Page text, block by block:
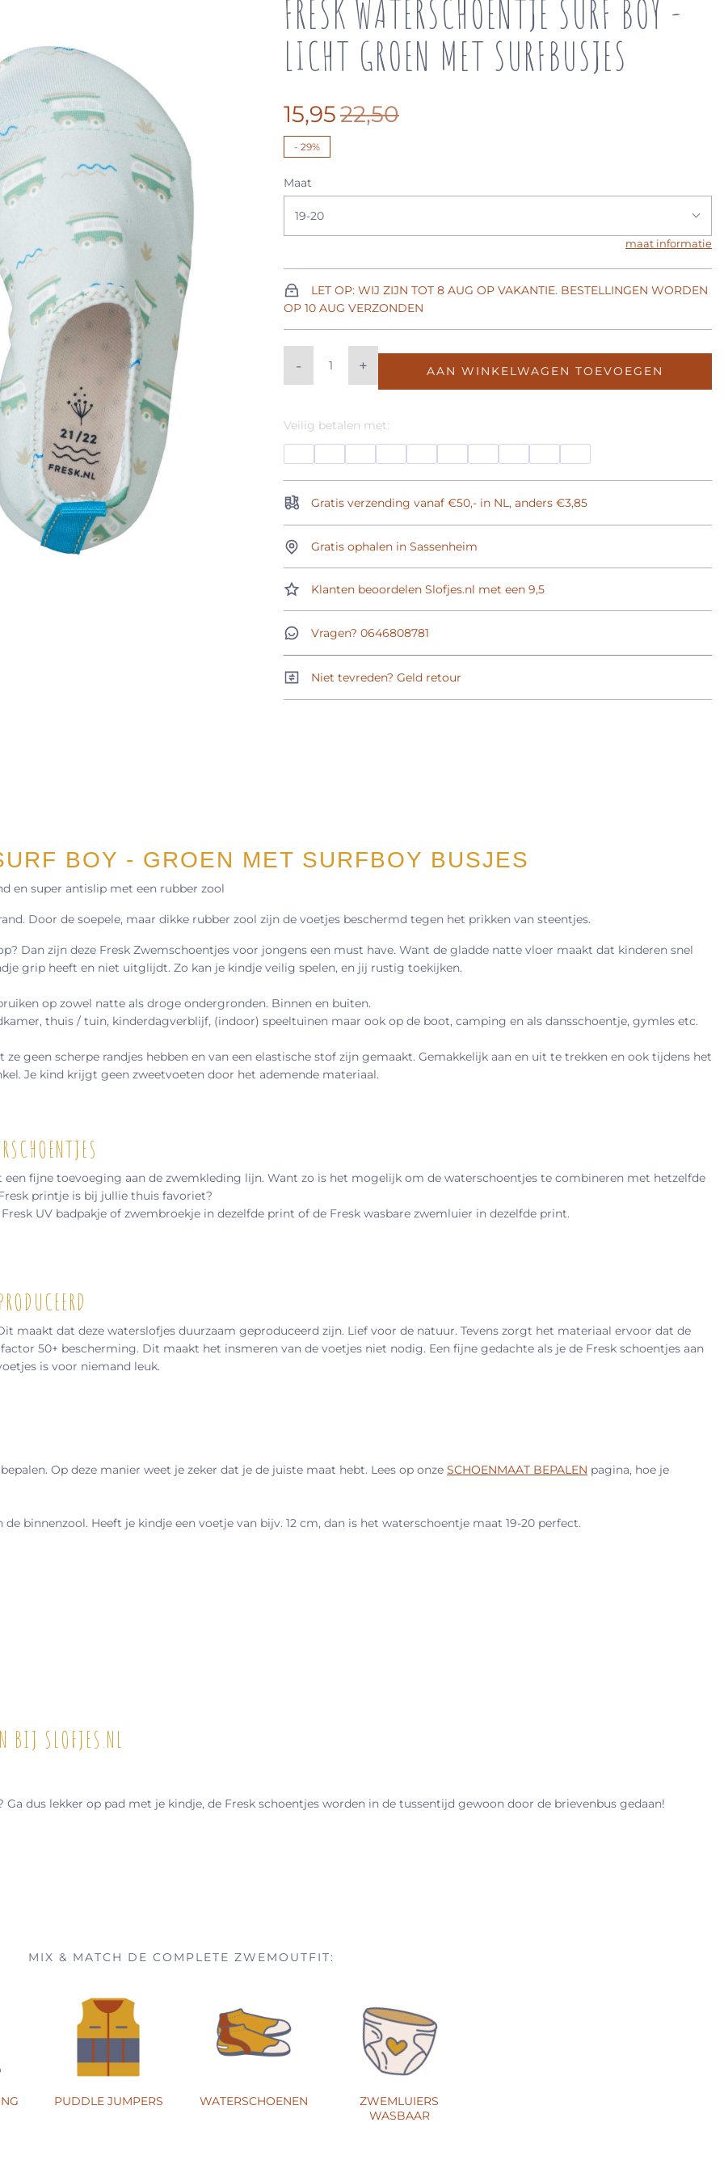
FRESK WATERSCHOENTJE SURF BOY -
LICHT GROEN MET SURFBUSJES
15,9522,50
- 29%
Maat
19-20
maat informatie
LET OP: WIJ ZIJN TOT 8 AUG OP VAKANTIE. BESTELLINGEN WORDEN
OP 10 AUG VERZONDEN
- + AAN WINKELWAGEN TOEVOEGEN
Veilig betalen met:
Gratis verzending vanaf €50,- in NL, anders €3,85
Gratis ophalen in Sassenheim
Klanten beoordelen Slofjes.nl met een 9,5
Vragen? 0646808781
Niet tevreden? Geld retour
BOY - GROEN MET SURFBOY BUSJES
en super antislip met een rubber zool
Door de soepele, maar dikke rubber zool zijn de voetjes beschermd tegen het prikken van steentjes.
Dan zijn deze Fresk Zwemschoentjes voor jongens een must have. Want de gladde natte vloer maakt dat kinderen snel
grip heeft en niet uitglijdt. Zo kan je kindje veilig spelen, en jij rustig toekijken.
op zowel natte als droge ondergronden. Binnen en buiten.
thuis / tuin, kinderdagverblijf, (indoor) speeltuinen maar ook op de boot, camping en als dansschoentje, gymles etc.
geen scherpe randjes hebben en van een elastische stof zijn gemaakt. Gemakkelijk aan en uit te trekken en ook tijdens het
Je kind krijgt geen zweetvoeten door het ademende materiaal.
fijne toevoeging aan de zwemkleding lijn. Want zo is het mogelijk om de waterschoentjes te combineren met hetzelfde
printje is bij jullie thuis favoriet?
UV badpakje of zwembroekje in dezelfde print of de Fresk wasbare zwemluier in dezelfde print.
maakt dat deze waterslofjes duurzaam geproduceerd zijn. Lief voor de natuur. Tevens zorgt het materiaal ervoor dat de
50+ bescherming. Dit maakt het insmeren van de voetjes niet nodig. Een fijne gedachte als je de Fresk schoentjes aan
is voor niemand leuk.
Op deze manier weet je zeker dat je de juiste maat hebt. Lees op onze SCHOENMAAT BEPALEN pagina, hoe je
binnenzool. Heeft je kindje een voetje van bijv. 12 cm, dan is het waterschoentje maat 19-20 perfect.
BIJ SLOFJES.NL
dus lekker op pad met je kindje, de Fresk schoentjes worden in de tussentijd gewoon door de brievenbus gedaan!
MIX & MATCH DE COMPLETE ZWEMOUTFIT:
PUDDLE JUMPERS WATERSCHOENEN
ZWEMLUIERS
WASBAAR